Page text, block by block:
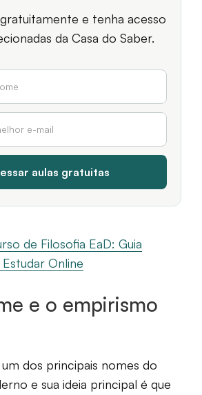
e tenha acesso
da Casa do Saber.
de Filosofia EaD: Guia
Online
e o empirismo
dos principais nomes do
e sua ideia principal é que